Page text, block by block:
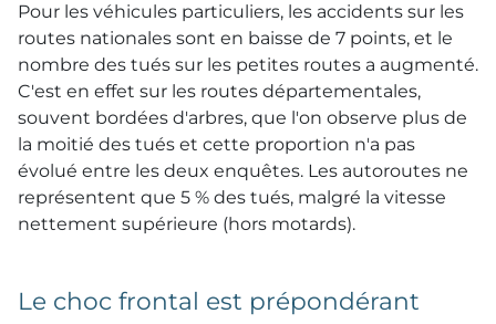
Pour les véhicules particuliers, les accidents sur les
routes nationales sont en baisse de 7 points, et le
nombre des tués sur les petites routes a augmenté.
C'est en effet sur les routes départementales,
souvent bordées d'arbres, que l'on observe plus de
la moitié des tués et cette proportion n'a pas
évolué entre les deux enquêtes. Les autoroutes ne
représentent que 5 % des tués, malgré la vitesse
nettement supérieure (hors motards).
Le choc frontal est prépondérant